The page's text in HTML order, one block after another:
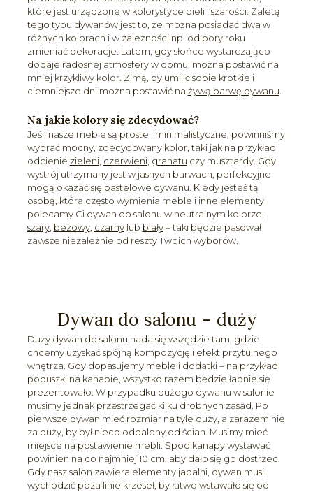
które jest urządzone w kolorystyce bieli i szarości. Zaletą
tego typu dywanów jest to, że można posiadać dwa w
różnych kolorach i w zależności np. od pory roku
zmieniać dekoracje. Latem, gdy słońce wystarczająco
dodaje radosnej atmosfery w domu, można postawić na
mniej krzykliwy kolor. Zimą, by umilić sobie krótkie i
ciemniejsze dni można postawić na żywą barwę dywanu.
Na jakie kolory się zdecydować?
Jeśli nasze meble są proste i minimalistyczne, powinniśmy
wybrać mocny, zdecydowany kolor, taki jak na przykład
odcienie zieleni, czerwieni, granatu czy musztardy. Gdy
wystrój utrzymany jest w jasnych barwach, perfekcyjne
mogą okazać się pastelowe dywanu. Kiedy jesteś tą
osobą, która często wymienia meble i inne elementy
polecamy Ci dywan do salonu w neutralnym kolorze,
szary, bezowy, czarnylub biały– taki będzie pasował
zawsze niezależnie od reszty Twoich wyborów.
Dywan do salonu – duży
Duży dywan do salonu nada się wszędzie tam, gdzie
chcemy uzyskać spójną kompozycję i efekt przytulnego
wnętrza. Gdy dopasujemy meble i dodatki – na przykład
poduszki na kanapie, wszystko razem będzie ładnie się
prezentowało. W przypadku dużego dywanu w salonie
musimy jednak przestrzegać kilku drobnych zasad. Po
pierwsze dywan mieć rozmiar na tyle duży, a zarazem nie
za duży, by był nieco oddalony od ścian. Musimy mieć
miejsce na postawienie mebli. Spod kanapy wystawać
powinien na co najmniej 10 cm, aby dało się go dostrzec.
Gdy nasz salon zawiera elementy jadalni, dywan musi
wychodzić poza linie krzeseł, by łatwo wstawało się od